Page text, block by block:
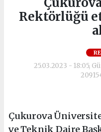
Rektörlüğü
25.03.2023 - 18:05,
Çukurova
ve Teknik Daire